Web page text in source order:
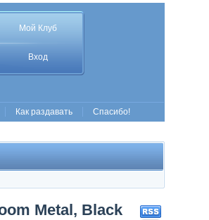
Мой Клуб
Вход
Как раздавать Спасибо!
Metal, Black